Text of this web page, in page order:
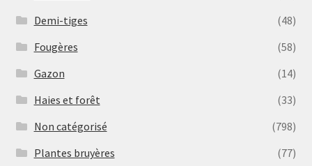
Demi-tiges
(48)
Fougères
(58)
Gazon
(14)
Haies et forêt
(33)
Non catégorisé
(798)
Plantes bruyères
(77)